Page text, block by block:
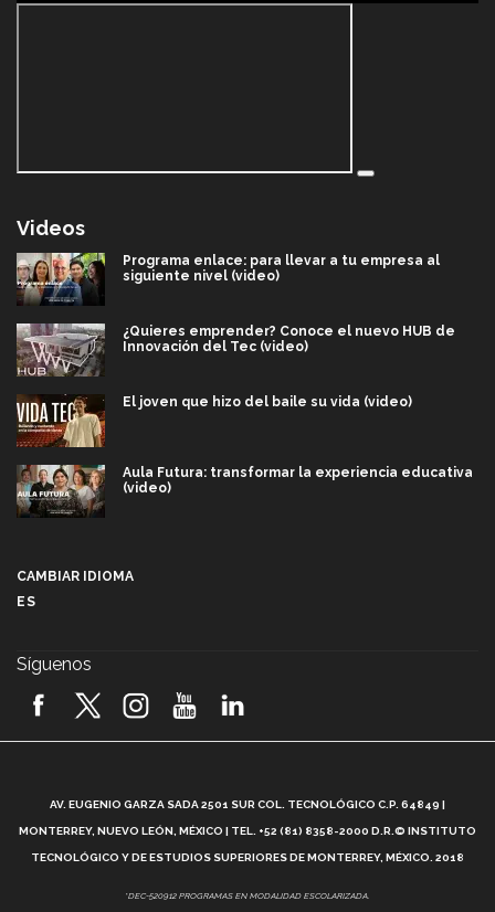
Videos
Programa enlace: para llevar a tu empresa al
siguiente nivel (video)
¿Quieres emprender? Conoce el nuevo HUB de
Innovación del Tec (video)
El joven que hizo del baile su vida (video)
Aula Futura: transformar la experiencia educativa
(video)
2026! (video)
¿Cómo es el Modelo Educativo Tec? (video)
Vida Tec: Feminismo e Inteligencia Artificial, Paola
CAMBIAR IDIOMA
ES
Síguenos
AV. EUGENIO GARZA SADA 2501 SUR COL. TECNOLÓGICO C.P. 64849 |
MONTERREY, NUEVO LEÓN, MÉXICO | TEL. +52 (81) 8358-2000 D.R.© INSTITUTO
TECNOLÓGICO Y DE ESTUDIOS SUPERIORES DE MONTERREY, MÉXICO. 2018
*DEC-520912 PROGRAMAS EN MODALIDAD ESCOLARIZADA.